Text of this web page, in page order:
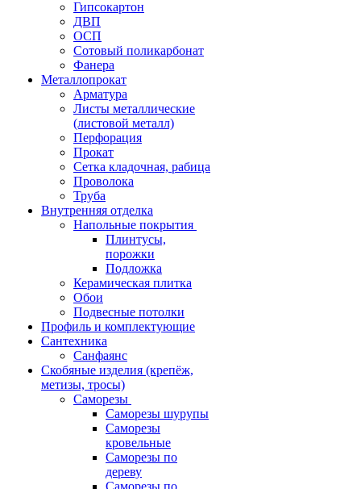
Гипсокартон
ДВП
ОСП
Сотовый поликарбонат
Фанера
Металлопрокат
Арматура
Листы металлические
(листовой металл)
Перфорация
Прокат
Сетка кладочная, рабица
Проволока
Труба
Внутренняя отделка
Напольные покрытия
Плинтусы,
порожки
Подложка
Керамическая плитка
Обои
Подвесные потолки
Профиль и комплектующие
Сантехника
Санфаянс
Скобяные изделия (крепёж,
метизы, тросы)
Саморезы
Саморезы шурупы
Саморезы
кровельные
Саморезы по
дереву
Саморезы по